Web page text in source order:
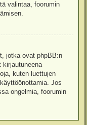
valintaa, foorumin
jotka ovat phpBB:n
kirjautuneena
kuten luettujen
Jos
ongelmia, foorumin